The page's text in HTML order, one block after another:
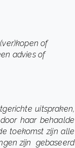
of
advies of
uitspraken,
haar behaalde
toekomst zijn alle
zijn gebaseerd